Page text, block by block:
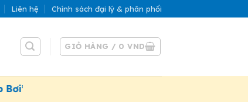
Liên hệ Chính sách đại lý & phân phối
GIỎ HÀNG / 0VND
Áp dụng đến 31/07/2026